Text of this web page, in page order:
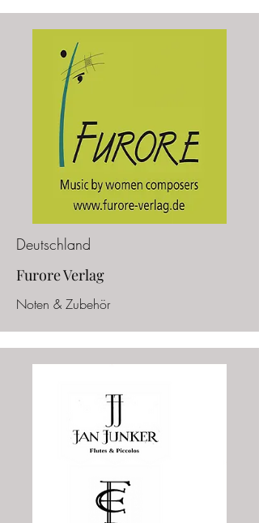
Deutschland
Furore Verlag
Noten & Zubehör